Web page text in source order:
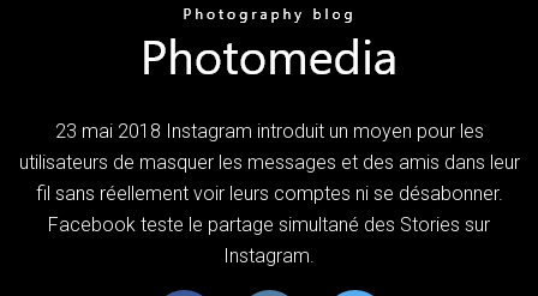
23 mai 2018 Instagram introduit un moyen pour les
utilisateurs de masquer les messages et des amis dans leur
fil sans réellement voir leurs comptes ni se désabonner.
Facebook teste le partage simultané des Stories sur
Instagram.